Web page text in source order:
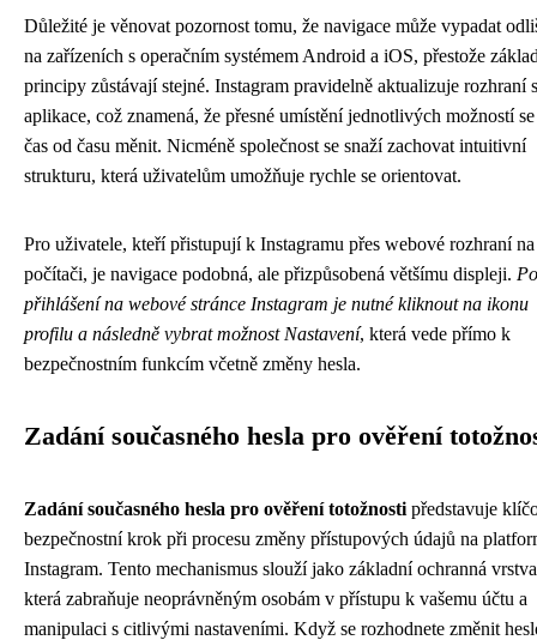
Důležité je věnovat pozornost tomu, že navigace může vypadat
na zařízeních s operačním systémem Android a iOS, přestože
principy zůstávají stejné. Instagram pravidelně aktualizuje rozhraní
aplikace, což znamená, že přesné umístění jednotlivých možností
čas od času měnit. Nicméně společnost se snaží zachovat intuitivní
strukturu, která uživatelům umožňuje rychle se orientovat.
Pro uživatele, kteří přistupují k Instagramu přes webové rozhraní na
počítači, je navigace podobná, ale přizpůsobená většímu displeji. Po
přihlášení na webové stránce Instagram je nutné kliknout na ikonu
profilu a následně vybrat možnost Nastavení, která vede přímo k
bezpečnostním funkcím včetně změny hesla.
Zadání současného hesla pro ověření
Zadání současného hesla pro ověření totožnosti představuje
bezpečnostní krok při procesu změny přístupových údajů na
Instagram. Tento mechanismus slouží jako základní ochranná
která zabraňuje neoprávněným osobám v přístupu k vašemu účtu a
manipulaci s citlivými nastaveními. Když se rozhodnete změnit